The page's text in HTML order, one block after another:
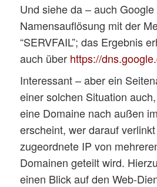
Und siehe da – auch
Namensauflösung mit der
“SERVFAIL”; das Ergebnis
auch über https://
Interessant – aber ein
einer solchen Situation
eine Domaine nach außen
erscheint, wer darauf
zugeordnete IP von
Domainen geteilt wird.
einen Blick auf den Web-